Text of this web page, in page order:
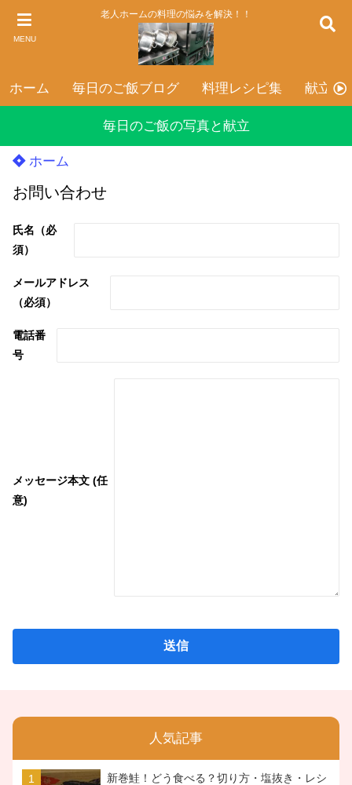
MENU
老人ホームの料理の悩みを解決！！
ホーム 毎日のご飯ブログ 料理レシピ集 献立表
毎日のご飯の写真と献立
ホーム
お問い合わせ
氏名（必
須）
メールアドレス
（必須）
電話番
号
メッセージ本文 (任
意)
人気記事
新巻鮭！どう食べる？切り方・塩抜き・レシ